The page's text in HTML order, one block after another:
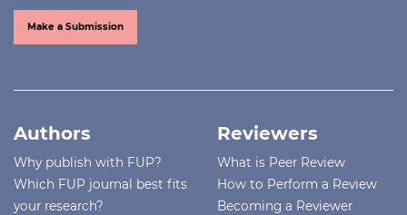
Make a Submission
Authors
Why publish with FUP?
Which FUP journal best fits
your research?
Reviewers
What is Peer Review
How to Perform a Review
Becoming a Reviewer